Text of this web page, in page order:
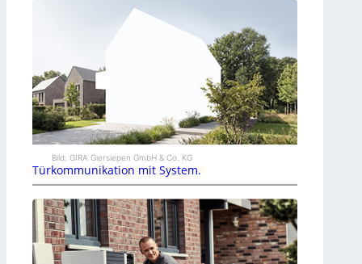
Bild: GIRA Giersiepen GmbH & Co. KG
Türkommunikation mit System.